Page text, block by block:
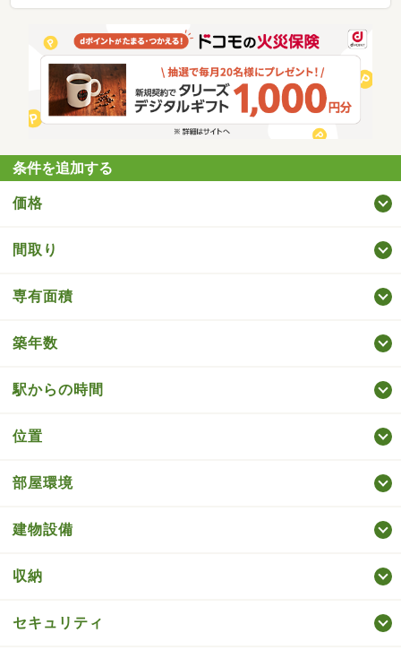
条件を追加する
価格
間取り
専有面積
築年数
駅からの時間
位置
部屋環境
建物設備
収納
セキュリティ